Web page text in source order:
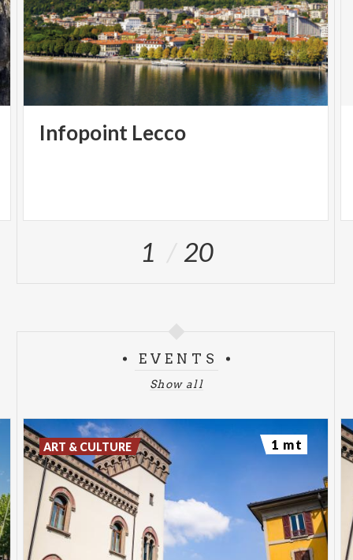
Infopoint Lecco
1 20
EVENTS
Show all
ART & CULTURE 1 mt